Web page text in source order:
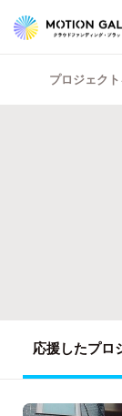
プロジェク
応援したプロ